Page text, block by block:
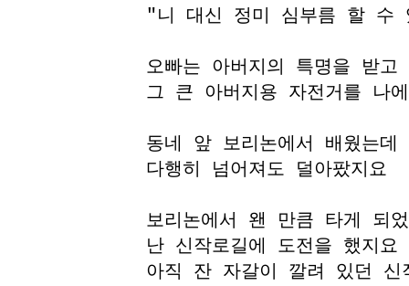
"니 대신 정미 심부름 할 수
오빠는 아버지의 특명을 받고
그 큰 아버지용 자전거를 나
동네 앞 보리논에서 배웠는데
다행히 넘어져도 덜아팠지요
보리논에서 왠 만큼 타게 되
난 신작로길에 도전을 했지요
아직 잔 자갈이 깔려 있던 신